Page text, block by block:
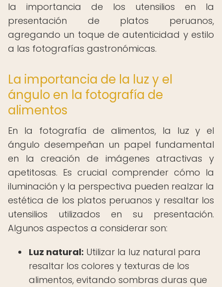
la importancia de los utensilios en la
presentación de platos peruanos,
agregando un toque de autenticidad y estilo
a las fotografías gastronómicas.
La importancia de la luz y el
ángulo en la fotografía de
alimentos
En la fotografía de alimentos, la luz y el
ángulo desempeñan un papel fundamental
en la creación de imágenes atractivas y
apetitosas. Es crucial comprender cómo la
iluminación y la perspectiva pueden realzar la
estética de los platos peruanos y resaltar los
utensilios utilizados en su presentación.
Algunos aspectos a considerar son:
Luz natural: Utilizar la luz natural para
resaltar los colores y texturas de los
alimentos, evitando sombras duras que